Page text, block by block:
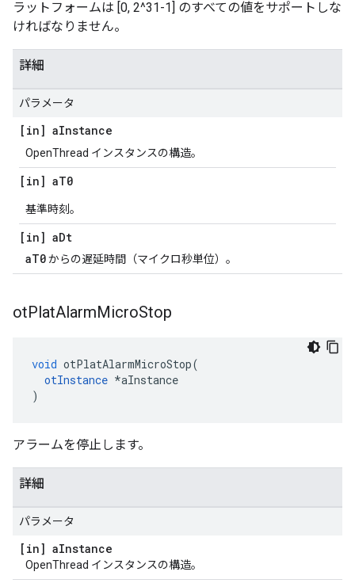
ラットフォームは [0, 2^31-1] のすべての値をサポートしな
ければなりません。
詳細
パラメータ
[in] aInstance
OpenThread インスタンスの構造。
[in] aT0
基準時刻。
[in] aDt
aT0からの遅延時間（マイクロ秒単位）。
otPlatAlarmMicroStop
void otPlatAlarmMicroStop(
otInstance *aInstance
)
アラームを停止します。
詳細
パラメータ
[in] aInstance
OpenThread インスタンスの構造。